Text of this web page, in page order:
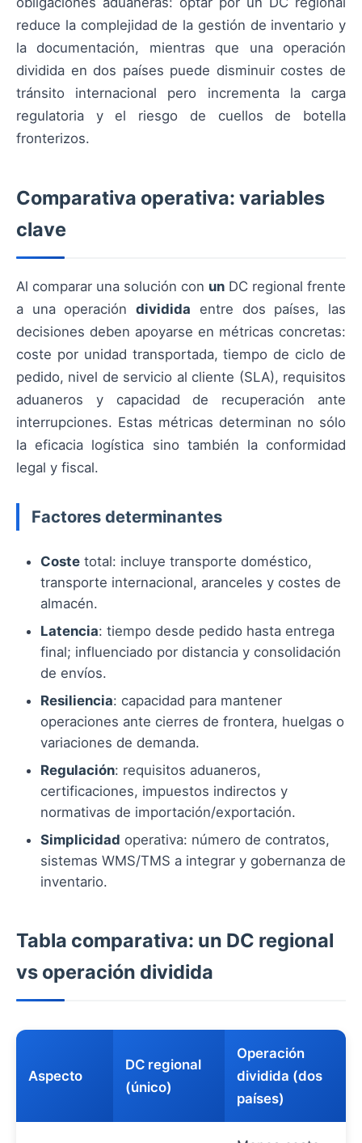
reduce la complejidad de la gestión de inventario y
la documentación, mientras que una operación
dividida en dos países puede disminuir costes de
tránsito internacional pero incrementa la carga
regulatoria y el riesgo de cuellos de botella
fronterizos.
Comparativa operativa: variables
clave
Al comparar una solución con un DC regional frente
a una operacióndividida entre dos países, las
decisiones deben apoyarse en métricas concretas:
coste por unidad transportada, tiempo de ciclo de
pedido, nivel de servicio al cliente (SLA), requisitos
aduaneros y capacidad de recuperación ante
interrupciones. Estas métricas determinan no sólo
la eficacia logística sino también la conformidad
legal y fiscal.
Factores determinantes
Coste total: incluye transporte doméstico,
transporte internacional, aranceles y costes de
almacén.
Latencia: tiempo desde pedido hasta entrega
final; influenciado por distancia y consolidación
de envíos.
Resiliencia: capacidad para mantener
operaciones ante cierres de frontera, huelgas o
variaciones de demanda.
Regulación: requisitos aduaneros,
certificaciones, impuestos indirectos y
normativas de importación/exportación.
Simplicidad operativa: número de contratos,
sistemas WMS/TMS a integrar y gobernanza de
inventario.
Tabla comparativa: un DC regional
vs operación dividida
Aspecto
DC regional
(único)
Operación
dividida (dos
países)